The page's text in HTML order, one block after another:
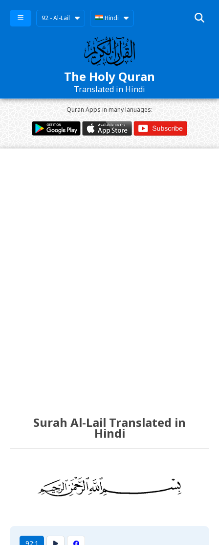
92 - Al-Lail Hindi
The Holy Quran
Translated in Hindi
Quran Apps in many lanuages:
Surah Al-Lail Translated in
Hindi